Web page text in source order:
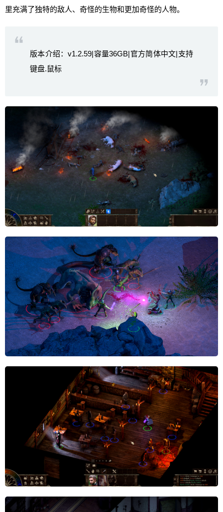
里充满了独特的敌人、奇怪的生物和更加奇怪的人物。
版本介绍：v1.2.59|容量36GB|官方简体中文|支持
键盘.鼠标